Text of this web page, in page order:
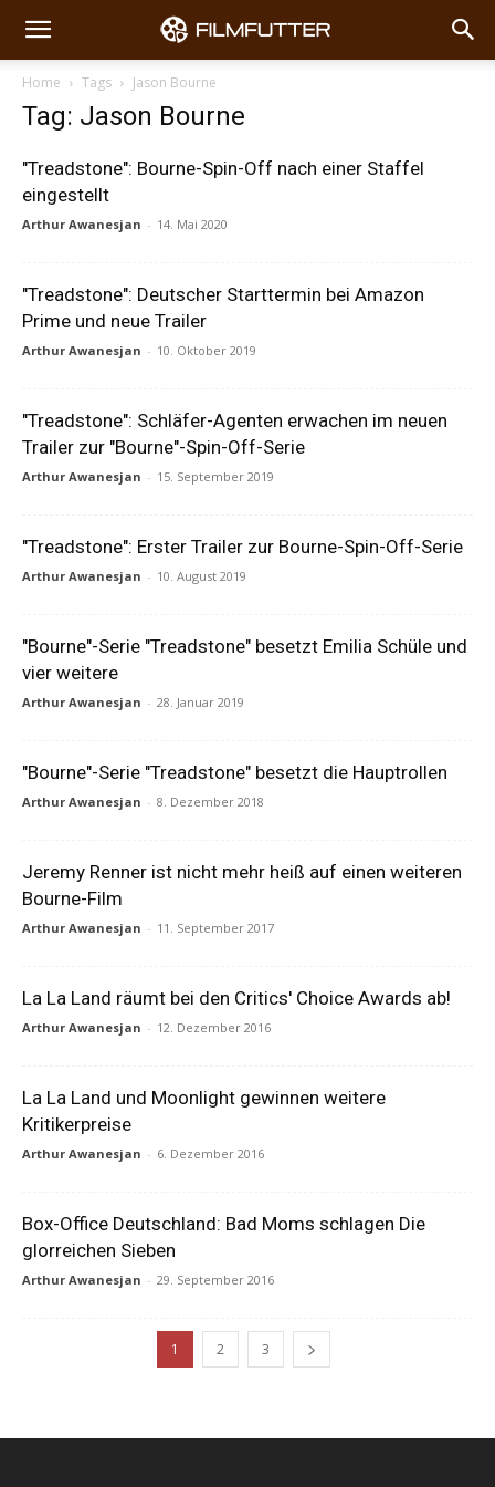
Home Tags Jason Bourne
Tag: Jason Bourne
"Treadstone": Bourne-Spin-Off nach einer Staffel
eingestellt
Arthur Awanesjan - 14. Mai 2020
"Treadstone": Deutscher Starttermin bei Amazon
Prime und neue Trailer
Arthur Awanesjan - 10. Oktober 2019
"Treadstone": Schläfer-Agenten erwachen im neuen
Trailer zur "Bourne"-Spin-Off-Serie
Arthur Awanesjan - 15. September 2019
"Treadstone": Erster Trailer zur Bourne-Spin-Off-Serie
Arthur Awanesjan - 10. August 2019
"Bourne"-Serie "Treadstone" besetzt Emilia Schüle und
vier weitere
Arthur Awanesjan - 28. Januar 2019
"Bourne"-Serie "Treadstone" besetzt die Hauptrollen
Arthur Awanesjan - 8. Dezember 2018
Jeremy Renner ist nicht mehr heiß auf einen weiteren
Bourne-Film
Arthur Awanesjan - 11. September 2017
La La Land räumt bei den Critics' Choice Awards ab!
Arthur Awanesjan - 12. Dezember 2016
La La Land und Moonlight gewinnen weitere
Kritikerpreise
Arthur Awanesjan - 6. Dezember 2016
Box-Office Deutschland: Bad Moms schlagen Die
glorreichen Sieben
Arthur Awanesjan - 29. September 2016
1 2 3